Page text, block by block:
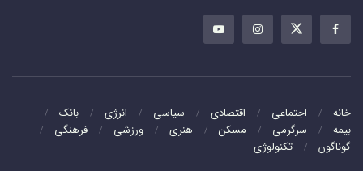
خانه اجتماعی اقتصادی سیاسی انرژی
بانک
بیمه
سرگرمی مسکن هنری ورزشی
فرهنگی
گوناگون
تکنولوژی